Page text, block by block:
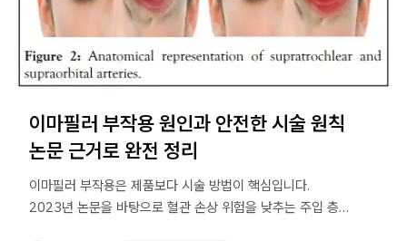
이마필러 부작용 원인과 안전한 시술 원칙
논문 근거로 완전 정리
이마필러 부작용은 제품보다 시술 방법이 핵심입니다.
2023년 논문을 바탕으로 혈관 손상 위험을 낮추는 주입 층·